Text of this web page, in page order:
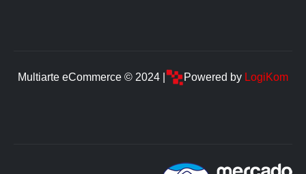
Multiarte eCommerce © 2024 | Powered by LogiKom